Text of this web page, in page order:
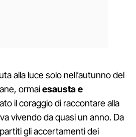
alla luce solo nell’autunno del
ormaiesausta e
il coraggio di raccontare alla
vivendo da quasi un anno. Da
gli accertamenti dei